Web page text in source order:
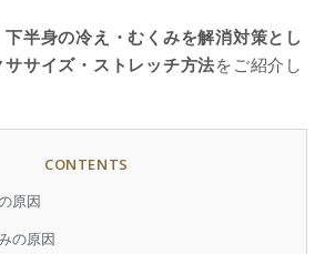
下半身の冷え・むくみを解消対策とし
サイズ・ストレッチ方法をご紹介し
CONTENTS
原因
の原因